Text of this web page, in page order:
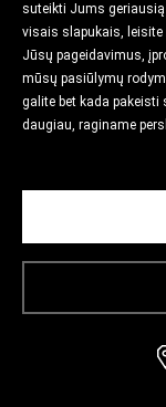
suteikti Jums
visais slapukais, leisite
Jūsų pageidavimus,
mūsų pasiūlymų
galite bet kada pakeisti
daugiau, raginame